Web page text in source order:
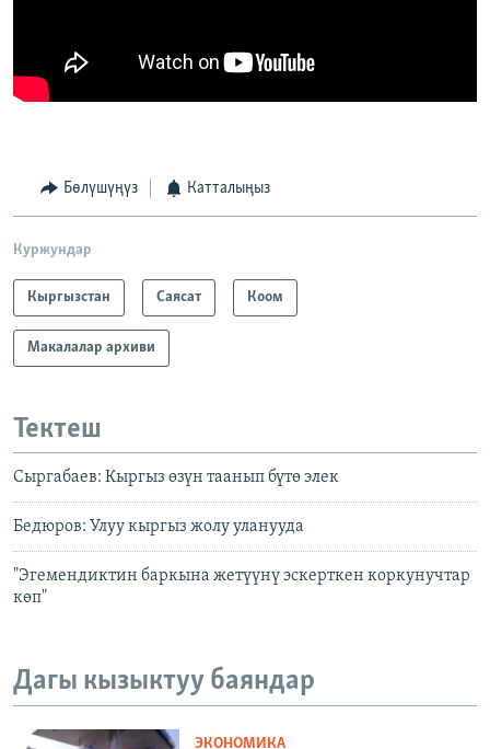
Бөлүшүңүз Катталыңыз
Куржундар
Кыргызстан Саясат Коом
Макалалар архиви
Тектеш
Сыргабаев: Кыргыз өзүн таанып бүтө элек
Бедюров: Улуу кыргыз жолу уланууда
"Эгемендиктин баркына жетүүнү эскерткен коркунучтар
көп"
Дагы кызыктуу баяндар
ЭКОНОМИКА